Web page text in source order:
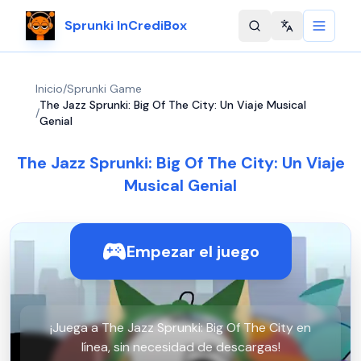
Sprunki InCrediBox Change
Inicio/Sprunki Game
/
The Jazz Sprunki: Big Of The City: Un Viaje Musical
Genial
The Jazz Sprunki: Big Of The City: Un Viaje
Musical Genial
Empezar el juego
¡Juega a The Jazz Sprunki: Big Of The City en
línea, sin necesidad de descargas!